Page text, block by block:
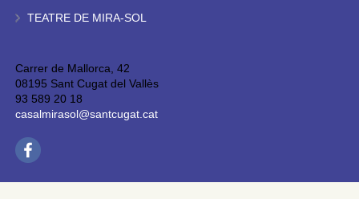
TEATRE DE MIRA-SOL
Carrer de Mallorca, 42
08195 Sant Cugat del Vallès
93 589 20 18
casalmirasol@santcugat.cat